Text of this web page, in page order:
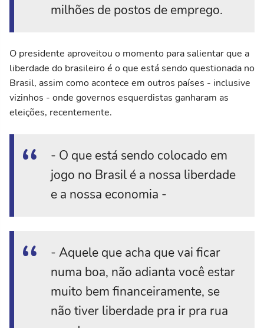
milhões de postos de emprego.
O presidente aproveitou o momento para salientar que a
liberdade do brasileiro é o que está sendo questionada no
Brasil, assim como acontece em outros países - inclusive
vizinhos - onde governos esquerdistas ganharam as
eleições, recentemente.
- O que está sendo colocado em
jogo no Brasil é a nossa liberdade
e a nossa economia -
- Aquele que acha que vai ficar
numa boa, não adianta você estar
muito bem financeiramente, se
não tiver liberdade pra ir pra rua